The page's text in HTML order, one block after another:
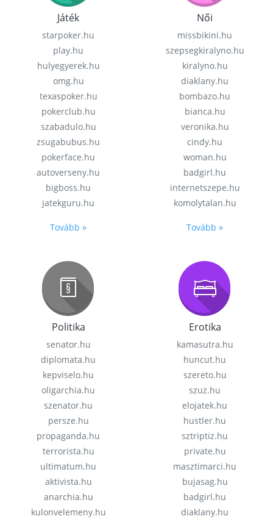
Játék
starpoker.hu
play.hu
hulyegyerek.hu
omg.hu
texaspoker.hu
pokerclub.hu
szabadulo.hu
zsugabubus.hu
pokerface.hu
autoverseny.hu
bigboss.hu
jatekguru.hu
Tovább »
Női
missbikini.hu
szepsegkiralyno.hu
kiralyno.hu
diaklany.hu
bombazo.hu
bianca.hu
veronika.hu
cindy.hu
woman.hu
badgirl.hu
internetszepe.hu
komolytalan.hu
Tovább »
Politika
senator.hu
diplomata.hu
kepviselo.hu
oligarchia.hu
szenator.hu
persze.hu
propaganda.hu
terrorista.hu
ultimatum.hu
aktivista.hu
anarchia.hu
kulonvelemeny.hu
Erotika
kamasutra.hu
huncut.hu
szereto.hu
szuz.hu
elojatek.hu
hustler.hu
sztriptiz.hu
private.hu
masztimarci.hu
bujasag.hu
badgirl.hu
diaklany.hu